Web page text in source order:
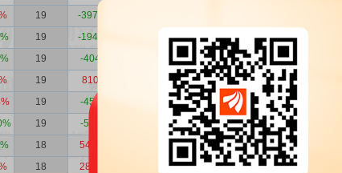
19 -39740
19 -19432 437378 855324
19 -4047 30924 57800
19 8100 129534 267169
19 -4585 143287 281989
19 -5539 75486 145434
18 54522 571607 1197735
18 28776 382238 793252